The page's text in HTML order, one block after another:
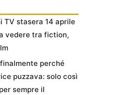
TV stasera 14 aprile
vedere tra fiction,
perché
puzzava: solo così
sempre il